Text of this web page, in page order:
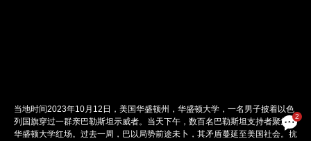
2
当地时间2023年10月12日，美国华盛顿州，华盛顿大学，一名男子披着以色
列国旗穿过一群亲巴勒斯坦示威者。当天下午，数百名巴勒斯坦支持者聚集在
华盛顿大学红场。过去一周，巴以局势前途未卜，其矛盾蔓延至美国社会。抗